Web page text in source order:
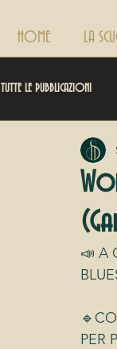
HOME LA
TUTTE LE PUBBLICAZIONI
📣 A
PER